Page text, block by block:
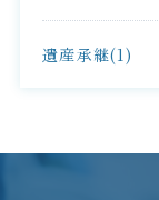
遺産承継(1)